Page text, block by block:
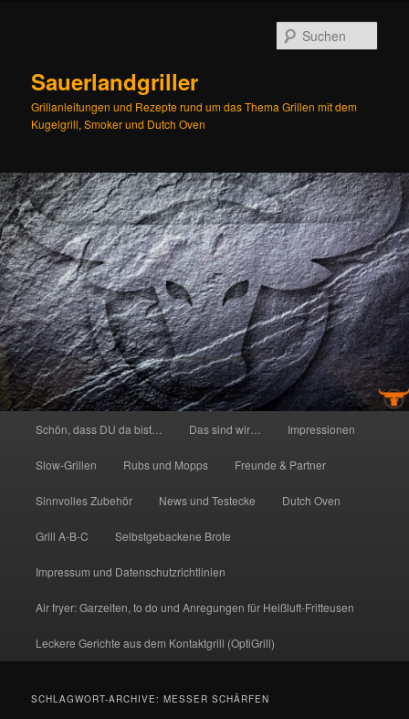
Sauerlandgriller
Grillanleitungen und Rezepte rund um das Thema Grillen mit dem
Kugelgrill, Smoker und Dutch Oven
Schön, dass DU da bist… Das sind wir… Impressionen
Slow-Grillen Rubs und Mopps Freunde & Partner
Sinnvolles Zubehör News und Testecke Dutch Oven
Grill A-B-C Selbstgebackene Brote
Impressum und Datenschutzrichtlinien
Air fryer: Garzeiten, to do und Anregungen für Heißluft-Fritteusen
Leckere Gerichte aus dem Kontaktgrill (OptiGrill)
SCHLAGWORT-ARCHIVE:MESSER SCHÄRFEN